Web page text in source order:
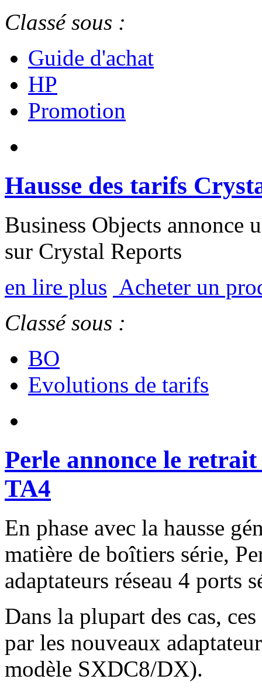
Classé sous :
Guide d'achat
HP
Promotion
Hausse des tarifs
Business Objects annonce
sur Crystal Reports
en lire plus Acheter un
Classé sous :
BO
Evolutions de tarifs
Perle annonce le
TA4
En phase avec la hausse
matière de boîtiers série,
adaptateurs réseau 4 ports
Dans la plupart des cas,
par les nouveaux
modèle SXDC8/DX).